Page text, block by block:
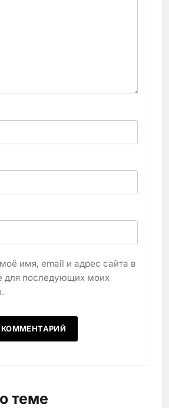
имя, email и адрес сайта в
для последующих моих
теме